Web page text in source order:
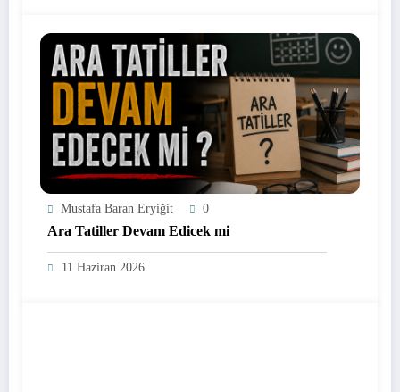
Mustafa Baran Eryiğit 0
Ara Tatiller Devam Edicek mi
11 Haziran 2026